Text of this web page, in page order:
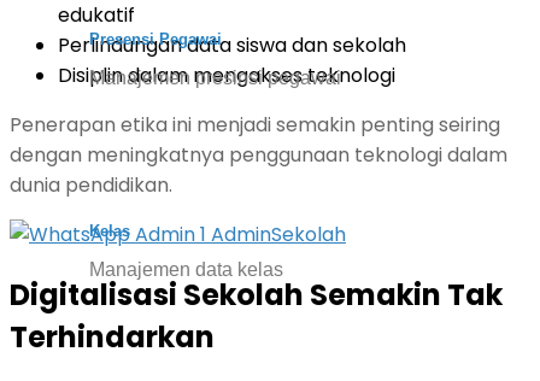
Presensi Pegawai
Manajemen presinsi pegawai
Kelas
Manajemen data kelas
edukatif
Perlindungan data siswa dan sekolah
Disiplin dalam mengakses teknologi
Penerapan etika ini menjadi semakin penting seiring
dengan meningkatnya penggunaan teknologi dalam
dunia pendidikan.
Digitalisasi Sekolah Semakin Tak
Terhindarkan